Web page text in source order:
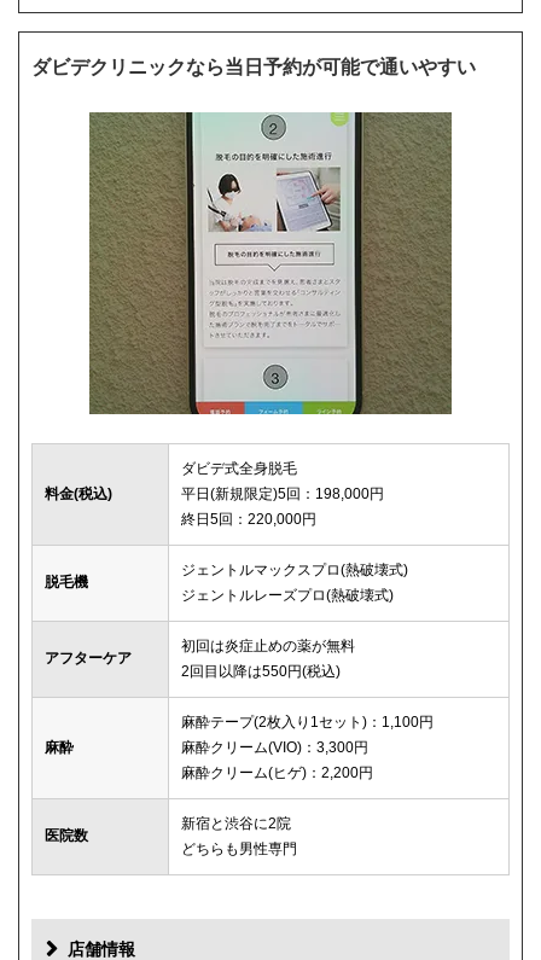
ダビデクリニックなら当日予約が可能で通いやすい
料金(税込)
ダビデ式全身脱毛
平日(新規限定)5回：198,000円
終日5回：220,000円
脱毛機
ジェントルマックスプロ(熱破壊式)
ジェントルレーズプロ(熱破壊式)
アフターケア
初回は炎症止めの薬が無料
2回目以降は550円(税込)
麻酔
麻酔テープ(2枚入り1セット)：1,100円
麻酔クリーム(VIO)：3,300円
麻酔クリーム(ヒゲ)：2,200円
医院数
新宿と渋谷に2院
どちらも男性専門
店舗情報